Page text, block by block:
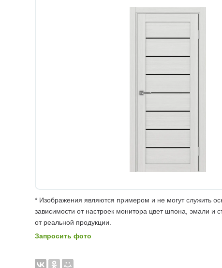
* Изображения являются примером и не могут служить
зависимости от настроек монитора цвет шпона, эмали и
от реальной продукции.
Запросить фото